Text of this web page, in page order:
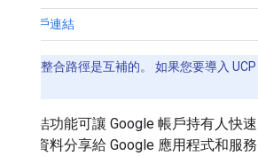
標準帳戶連結
這些整合路徑是互補的。 如果您要導入
帳戶連結功能可讓 Google 帳戶持有人快
使用者資料分享給 Google 應用程式和服務